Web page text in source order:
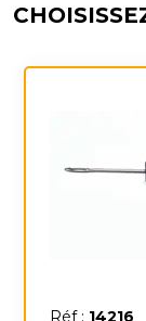
Réf : 14216